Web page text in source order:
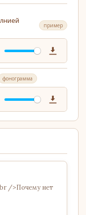
пример
Download
фонограмма
Download
/>Почему нет